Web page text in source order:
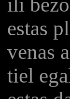
estas
venas
tiel